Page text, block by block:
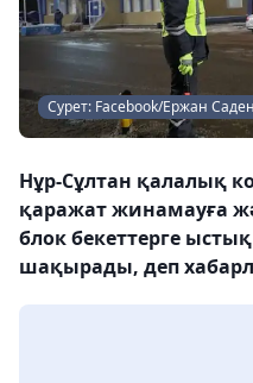
Сурет: Facebook/Ержан
Нұр-Сұлтан қалалық
қаражат жинамауға
блок бекеттерге
шақырады, деп